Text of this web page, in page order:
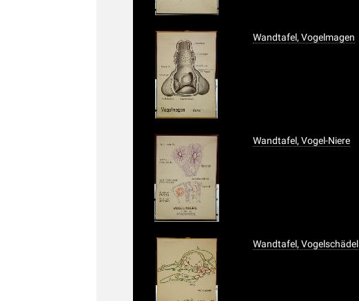
Wandtafel, Vogelmagen
Wandtafel, Vogel-Niere
Wandtafel, Vogelschädel